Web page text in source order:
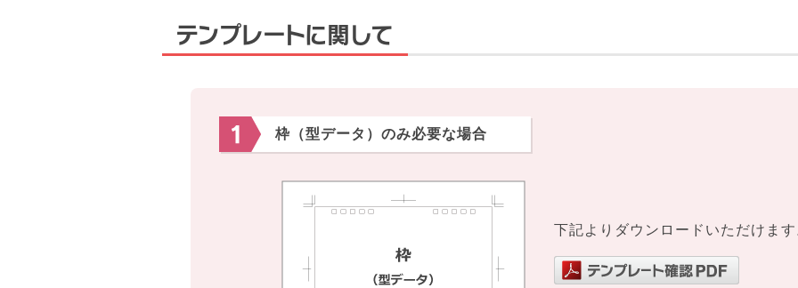
テンプレートに関して
枠（型データ）のみ必要な場合
下記よりダウンロードいただけま